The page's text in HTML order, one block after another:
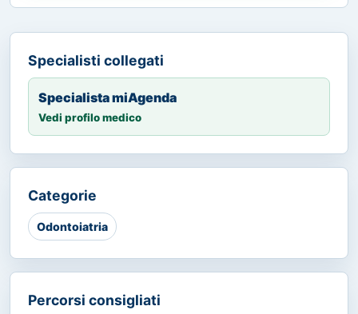
Specialisti collegati
Specialista miAgenda
Vedi profilo medico
Categorie
Odontoiatria
Percorsi consigliati